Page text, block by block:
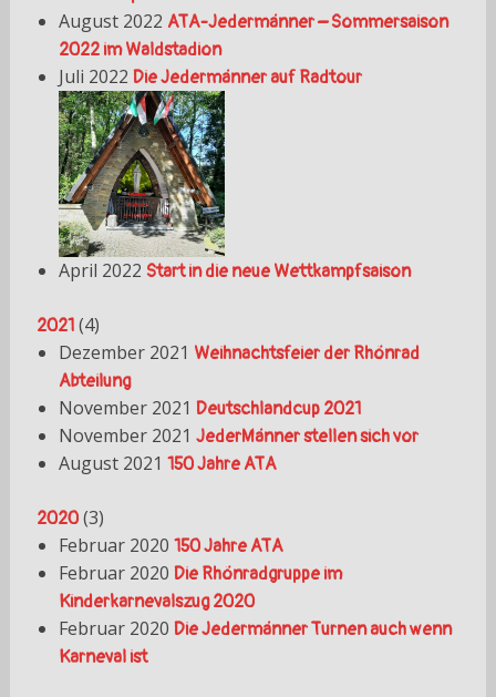
August 2022 ATA-Jedermänner – Sommersaison
2022 im Waldstadion
Juli 2022 Die Jedermänner auf Radtour
April 2022 Start in die neue Wettkampfsaison
2021 (4)
Dezember 2021 Weihnachtsfeier der Rhönrad
Abteilung
November 2021 Deutschlandcup 2021
November 2021 JederMänner stellen sich vor
August 2021 150 Jahre ATA
2020 (3)
Februar 2020 150 Jahre ATA
Februar 2020 Die Rhönradgruppe im
Kinderkarnevalszug 2020
Februar 2020 Die Jedermänner Turnen auch wenn
Karneval ist